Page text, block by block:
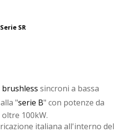
Serie SR
sincroni a bassa
"serie B" con potenze da
100kW.
italiana all'interno del